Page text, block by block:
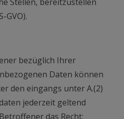
GVO).
bezüglich Ihrer
Daten können
den eingangs unter A.(2)
jederzeit geltend
das Recht: